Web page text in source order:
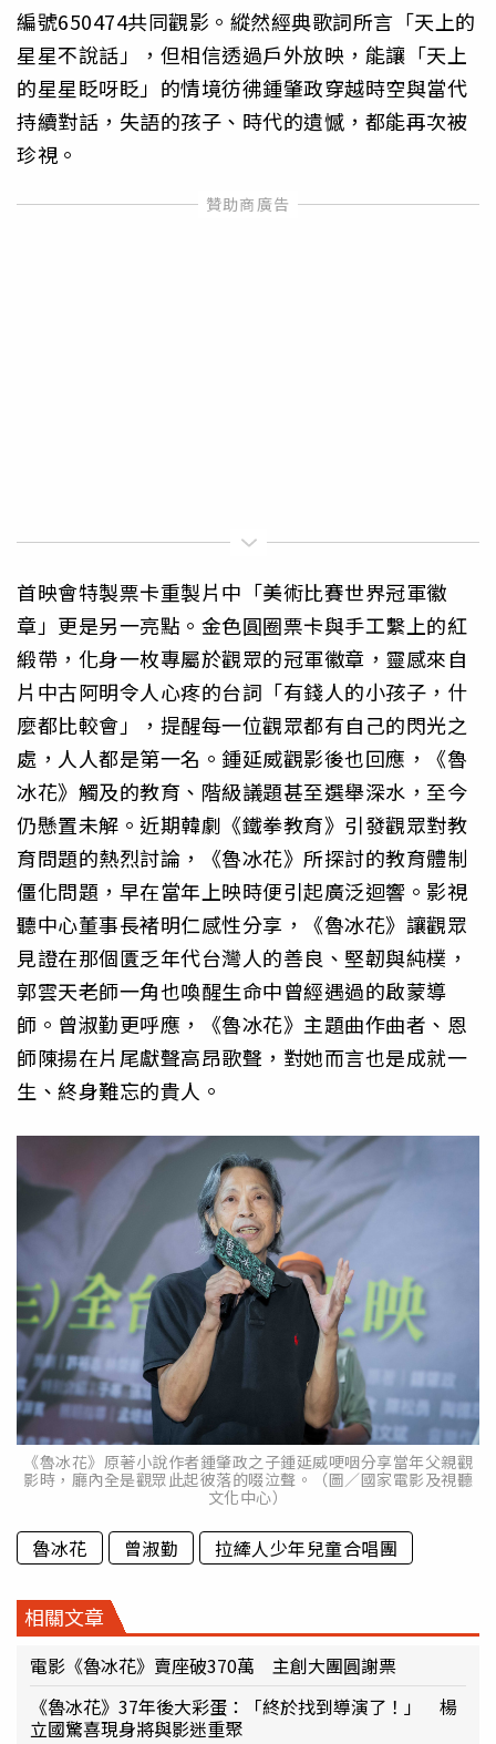
編號650474共同觀影。縱然經典歌詞所言「天上的
星星不說話」，但相信透過戶外放映，能讓「天上
的星星眨呀眨」的情境彷彿鍾肇政穿越時空與當代
持續對話，失語的孩子、時代的遺憾，都能再次被
珍視。
首映會特製票卡重製片中「美術比賽世界冠軍徽
章」更是另一亮點。金色圓圈票卡與手工繫上的紅
緞帶，化身一枚專屬於觀眾的冠軍徽章，靈感來自
片中古阿明令人心疼的台詞「有錢人的小孩子，什
麼都比較會」，提醒每一位觀眾都有自己的閃光之
處，人人都是第一名。鍾延威觀影後也回應，《魯
冰花》觸及的教育、階級議題甚至選舉深水，至今
仍懸置未解。近期韓劇《鐵拳教育》引發觀眾對教
育問題的熱烈討論，《魯冰花》所探討的教育體制
僵化問題，早在當年上映時便引起廣泛迴響。影視
聽中心董事長褚明仁感性分享，《魯冰花》讓觀眾
見證在那個匱乏年代台灣人的善良、堅韌與純樸，
郭雲天老師一角也喚醒生命中曾經遇過的啟蒙導
師。曾淑勤更呼應，《魯冰花》主題曲作曲者、恩
師陳揚在片尾獻聲高昂歌聲，對她而言也是成就一
生、終身難忘的貴人。
《魯冰花》原著小說作者鍾肇政之子鍾延威哽咽分享當年父親觀
影時，廳內全是觀眾此起彼落的啜泣聲。（圖／國家電影及視聽
文化中心）
魯冰花 曾淑勤 拉縴人少年兒童合唱團
相關文章
電影《魯冰花》賣座破370萬 主創大團圓謝票
《魯冰花》37年後大彩蛋：「終於找到導演了！」 楊
立國驚喜現身將與影迷重聚